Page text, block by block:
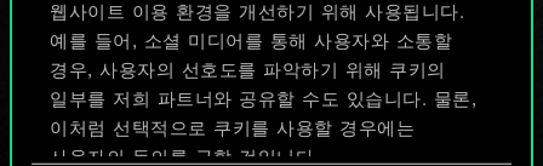
웹사이트 이용 환경을 개선하기 위해 사용됩니다.
예를 들어, 소셜 미디어를 통해 사용자와 소통할
경우, 사용자의 선호도를 파악하기 위해 쿠키의
일부를 저희 파트너와 공유할 수도 있습니다. 물론,
이처럼 선택적으로 쿠키를 사용할 경우에는
사용자의 동의를 구할 것입니다.
덱 이름 짓기 & 가이드 작성하기
덱 편집